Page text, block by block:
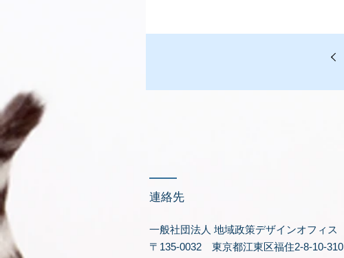
​連絡先
一般社団法人 地域政策デザインオフィス
〒135-0032 東京都江東区福住2-8-10-310